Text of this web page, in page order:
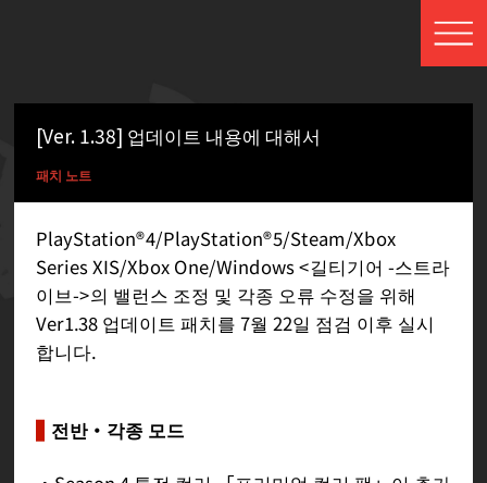
[Ver. 1.38] 업데이트 내용에 대해서
패치 노트
PlayStation®4/PlayStation®5/Steam/Xbox
Series XIS/Xbox One/Windows <길티기어 -스트라
이브->의 밸런스 조정 및 각종 오류 수정을 위해
Ver1.38 업데이트 패치를 7월 22일 점검 이후 실시
합니다.
전반・각종 모드